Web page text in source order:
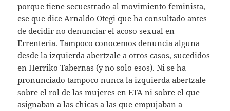
porque tiene secuestrado al movimiento feminista,
ese que dice Arnaldo Otegi que ha consultado antes
de decidir no denunciar el acoso sexual en
Errenteria. Tampoco conocemos denuncia alguna
desde la izquierda abertzale a otros casos, sucedidos
en Herriko Tabernas (y no solo esos). Ni se ha
pronunciado tampoco nunca la izquierda abertzale
sobre el rol de las mujeres en ETA ni sobre el que
asignaban a las chicas a las que empujaban a